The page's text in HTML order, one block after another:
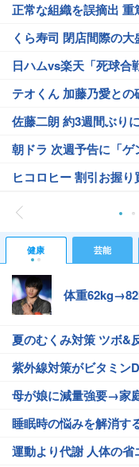
正常な組織を誤摘出 重
くら寿司 閉店間際の大
日ハムvs楽天「死球合
テオくん 加藤乃愛との
佐藤二朗 約3週間ぶり
朝ドラ 次週予告に「ゲ
ヒコロヒー 割引お握り
健康 芸能
体重
夏のむくみ対策 ツボ&
紫外線対策がビタミン
母が娘に減量強要→家
睡眠時の悩みを解消す
運動より代謝 人体の省